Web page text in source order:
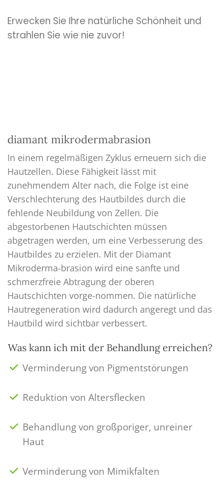
Erwecken Sie Ihre natürliche Schönheit und
strahlen Sie wie nie zuvor!
diamant mikrodermabrasion
In einem regelmäßigen Zyklus erneuern sich die
Hautzellen. Diese Fähigkeit lässt mit
zunehmendem Alter nach, die Folge ist eine
Verschlechterung des Hautbildes durch die
fehlende Neubildung von Zellen. Die
abgestorbenen Hautschichten müssen
abgetragen werden, um eine Verbesserung des
Hautbildes zu erzielen. Mit der Diamant
Mikroderma-brasion wird eine sanfte und
schmerzfreie Abtragung der oberen
Hautschichten vorge-nommen. Die natürliche
Hautregeneration wird dadurch angeregt und das
Hautbild wird sichtbar verbessert.
Was kann ich mit der Behandlung erreichen?
Verminderung von Pigmentstörungen
Reduktion von Altersflecken
Behandlung von großporiger, unreiner
Haut
Verminderung von Mimikfalten